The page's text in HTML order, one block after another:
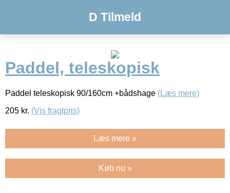
D Tilmeld
Paddel, teleskopisk
Paddel teleskopisk 90/160cm +bådshage (Læs mere)
205 kr. (Vis fragtpris)
Læs mere »
Køb nu »